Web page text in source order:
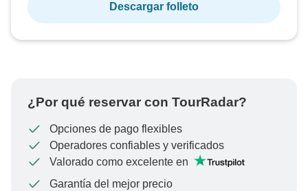
Descargar folleto
¿Por qué reservar con TourRadar?
Opciones de pago flexibles
Operadores confiables y verificados
Valorado como excelente en
Garantía del mejor precio